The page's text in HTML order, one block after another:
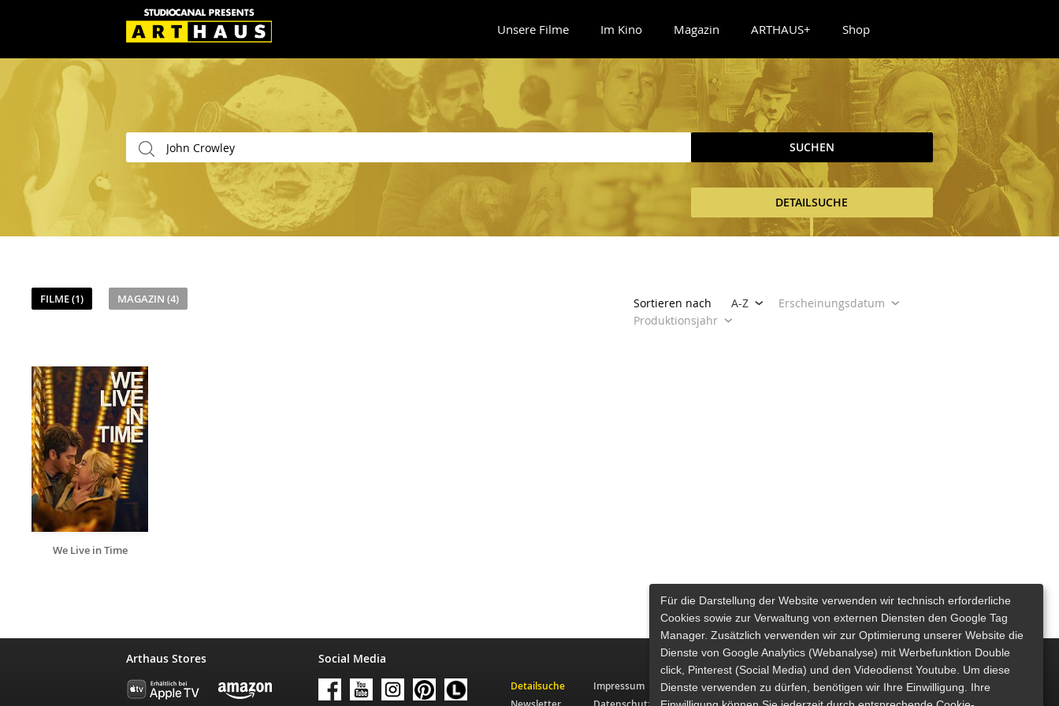
Unsere Filme Im Kino Magazin ARTHAUS+ Shop
SUCHEN
DETAILSUCHE
FILME (1) MAGAZIN (4) Sortieren nach A-Z
Erscheinungsdatum
Produktionsjahr
We Live in Time
Arthaus Stores Social Media
Detailsuche
Impressum
Für die Darstellung der Website verwenden wir technisch erforderliche
Cookies sowie zur Verwaltung von externen Diensten den Google Tag
Manager. Zusätzlich verwenden wir zur Optimierung unserer Website die
Dienste von Google Analytics (Webanalyse) mit Werbefunktion Double
click, Pinterest (Social Media) und den Videodienst Youtube. Um diese
Dienste verwenden zu dürfen, benötigen wir Ihre Einwilligung. Ihre